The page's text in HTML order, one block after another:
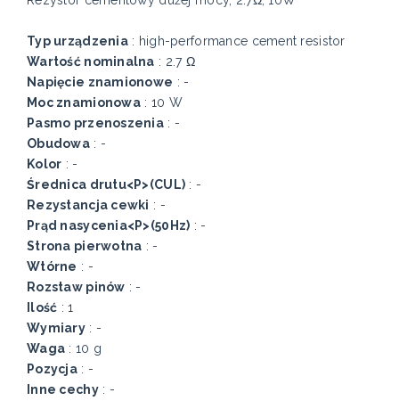
Typ urządzenia: high-performance cement resistor
Wartość nominalna : 2.7 Ω
Napięcie znamionowe : -
Moc znamionowa: 10 W
Pasmo przenoszenia : -
Obudowa: -
Kolor : -
Średnica drutu<P>(CUL) : -
Rezystancja cewki : -
Prąd nasycenia<P>(50Hz) : -
Strona pierwotna : -
Wtórne : -
Rozstaw pinów : -
Ilość : 1
Wymiary: -
Waga : 10 g
Pozycja: -
Inne cechy: -